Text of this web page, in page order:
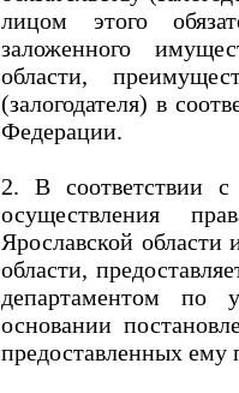
лицом этого
заложенного
области,
(залогодателя) в
Федерации.
2. В соответствии с
осуществления
Ярославской области
области,
департаментом по
основании
предоставленных ему